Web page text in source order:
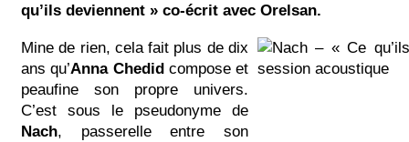
qu’ils deviennent » co-écrit avec Orelsan.
Mine de rien, cela fait plus de dix
ans qu’Anna Chedidcompose et
peaufine son propre univers.
C’est sous le pseudonyme de
Nach, passerelle entre son